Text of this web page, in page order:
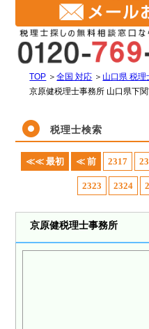
TOP ＞全国 対応 ＞ 山口県 税理
京原健税理士事務所 山口県下
税理士検索
≪≪ 最初 ≪ 前 2317
2323 2324
京原健税理士事務所